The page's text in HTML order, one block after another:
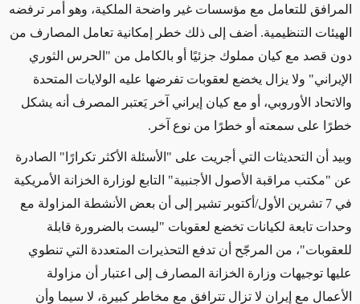
المرافق للتعامل مع مؤسسات غير واضحة الملكية، وهو أمر ترفضه
الهيئات التنظيمية. أضف إلى ذلك خطر إمكانية تعامل المصارف من
دون قصد مع كيان مملوك جزئيًا أو بالكامل من "الحرس الثوري
الإيراني" ولا يزال يخضع لعقوبات تفرضها عليه الولايات المتحدة
والاتحاد الأوروبي، أو مع كيان إيراني آخر يَعتبر المصرف أنه يشكل
خطرًا على سمعته أو خطرًا من نوع آخر.
وبيد أن التحديثات التي أجريت على "الأسئلة الأكثر تكرارًا" الصادرة
عن "مكتب مراقبة الأصول الأجنبية" التابع لوزارة الخزانة الأمريكية
في 7 تشرين الأول/أكتوبر تشير إلى أن بعض الأنشطة المزاولة مع
وحدات تابعة لكيانات تخضع لعقوبات "ليست بالضرورة قابلة
للعقوبات"، من المرجّح أن تدفع التحذيرات المتعددة التي تنطوي
عليها توجيهات وزارة الخزانة المصارف إلى اعتبار أن مزاولة
الأعمال مع إيران لا تزال تترافق مع مخاطر كبيرة، لا سيما وأن